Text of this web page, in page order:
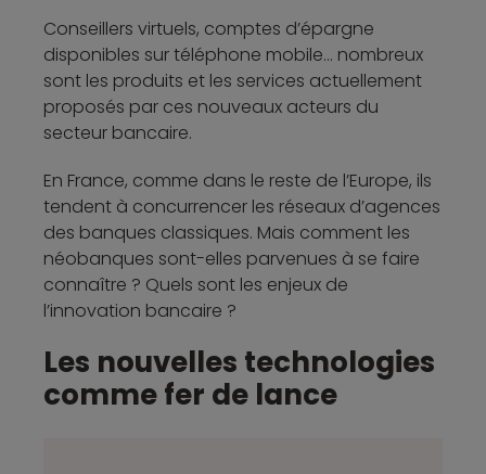
Conseillers virtuels, comptes d’épargne
disponibles sur téléphone mobile… nombreux
sont les produits et les services actuellement
proposés par ces nouveaux acteurs du
secteur bancaire.
En France, comme dans le reste de l’Europe, ils
tendent à concurrencer les réseaux d’agences
des banques classiques. Mais comment les
néobanques sont-elles parvenues à se faire
connaître ? Quels sont les enjeux de
l’innovation bancaire ?
Les nouvelles technologies
comme fer de lance